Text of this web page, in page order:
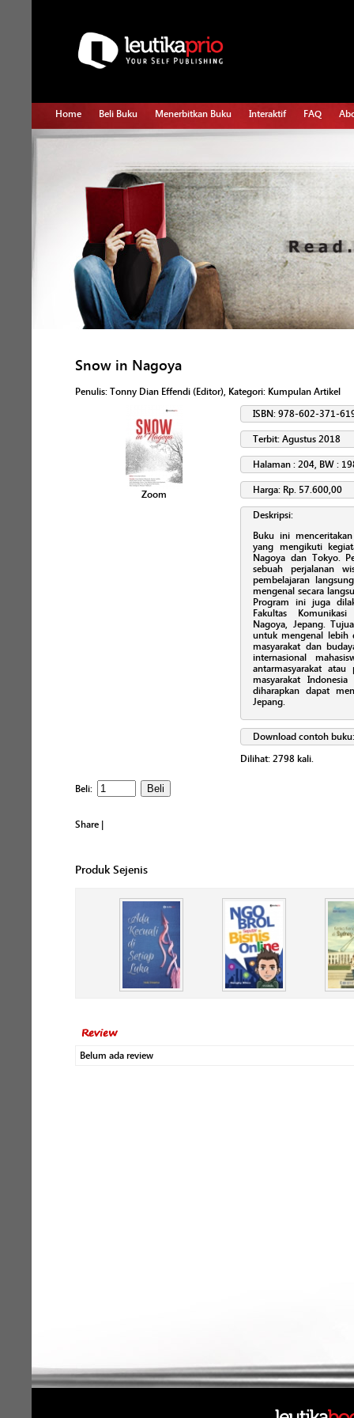
Home Beli Buku Menerbitkan Buku Interaktif FAQ
Snow in Nagoya
Penulis: Tonny Dian Effendi (Editor), Kategori: Kumpulan Artikel
Zoom
ISBN: 978-602-371-
Terbit: Agustus 2018
Halaman : 204, BW :
Harga: Rp. 57.600,00
Deskripsi:
Buku ini
yang mengikuti
Nagoya dan Tokyo.
sebuah perjalanan
pembelajaran
mengenal secara
Program ini juga
Fakultas
Nagoya, Jepang.
untuk mengenal lebih
masyarakat dan
internasional
antarmasyarakat
masyarakat
diharapkan dapat
Jepang.
Download contoh
Dilihat: 2798 kali.
Beli:
Share |
Produk Sejenis
Review
Belum ada review